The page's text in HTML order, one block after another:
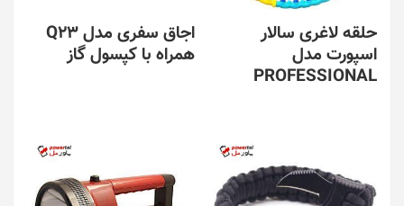
حلقه لاغری سالار
اسپورت مدل
PROFESSIONAL
اجاق سفری مدل Q23
همراه با کپسول گاز